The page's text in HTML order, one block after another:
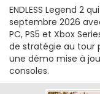
ENDLESS Legend 2
septembre 2026
PC, PS5 et Xbox
de stratégie au tour
une démo mise à
consoles.